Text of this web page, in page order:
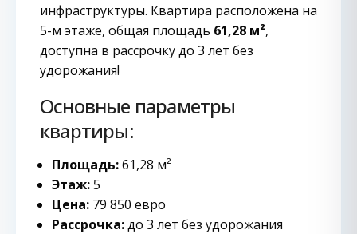
инфраструктуры. Квартира расположена на
5-м этаже, общая площадь 61,28 м²,
доступна в рассрочку до 3 лет без
удорожания!
Основные параметры
квартиры:
Площадь:61,28 м²
Этаж:5
Цена: 79 850 евро
Рассрочка:до 3 лет без удорожания